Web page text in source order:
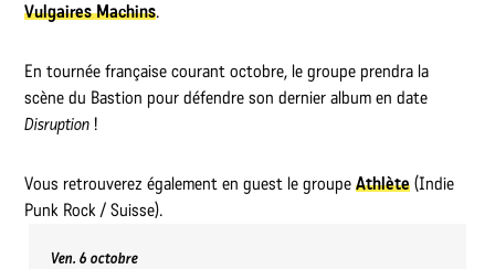
Vulgaires Machins.
En tournée française courant octobre, le groupe prendra la
scène du Bastion pour défendre son dernier album en date
Disruption !
Vous retrouverez également en guest le groupeAthlète (Indie
Punk Rock / Suisse).
Ven. 6 octobre